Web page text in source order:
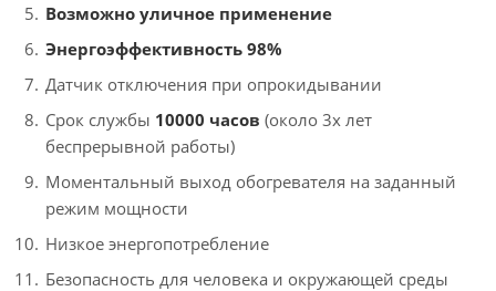
Возможно уличное применение
Энергоэффективность 98%
Датчик отключения при опрокидывании
Срок службы 10000 часов (около 3х лет
беспрерывной работы)
Моментальный выход обогревателя на заданный
режим мощности
Низкое энергопотребление
Безопасность для человека и окружающей среды